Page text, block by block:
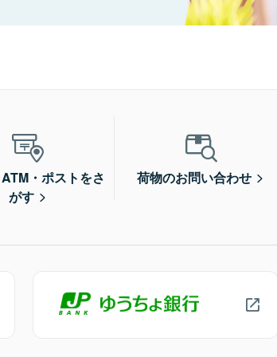
・ポストをさ
がす
荷物のお問い合わせ